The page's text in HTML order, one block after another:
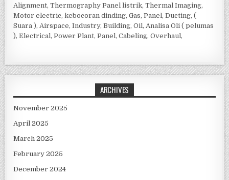
Alignment, Thermography Panel listrik, Thermal Imaging,
Motor electric, kebocoran dinding, Gas, Panel, Ducting, (
Suara ), Airspace, Industry, Building, Oil, Analisa Oli ( pelumas
), Electrical, Power Plant, Panel, Cabeling, Overhaul,
ARCHIVES
November 2025
April 2025
March 2025
February 2025
December 2024